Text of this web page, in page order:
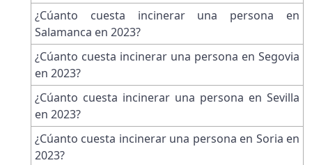
¿Cúanto cuesta incinerar una persona en
Salamanca en 2023?
¿Cúanto cuesta incinerar una persona en Segovia
en 2023?
¿Cúanto cuesta incinerar una persona en Sevilla
en 2023?
¿Cúanto cuesta incinerar una persona en Soria en
2023?